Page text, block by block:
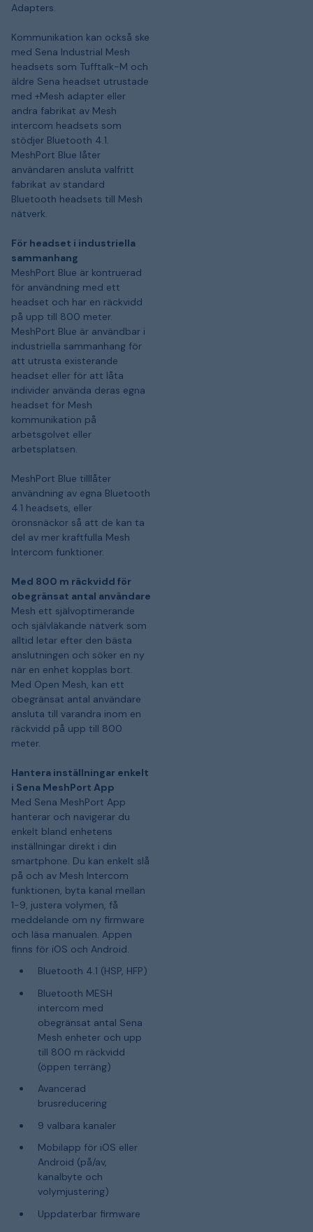
Adapters.
Kommunikation kan också ske
med Sena Industrial Mesh
headsets som Tufftalk-M och
äldre Sena headset utrustade
med +Mesh adapter eller
andra fabrikat av Mesh
intercom headsets som
stödjer Bluetooth 4.1.
MeshPort Blue låter
användaren ansluta valfritt
fabrikat av standard
Bluetooth headsets till Mesh
nätverk.
För headset i industriella
sammanhang
MeshPort Blue är kontruerad
för användning med ett
headset och har en räckvidd
på upp till 800 meter.
MeshPort Blue är användbar i
industriella sammanhang för
att utrusta existerande
headset eller för att låta
individer använda deras egna
headset för Mesh
kommunikation på
arbetsgolvet eller
arbetsplatsen.
MeshPort Blue tilllåter
användning av egna Bluetooth
4.1 headsets, eller
öronsnäckor så att de kan ta
del av mer kraftfulla Mesh
Intercom funktioner.
Med 800 m räckvidd för
obegränsat antal användare
Mesh ett självoptimerande
och självläkande nätverk som
alltid letar efter den bästa
anslutningen och söker en ny
när en enhet kopplas bort.
Med Open Mesh, kan ett
obegränsat antal användare
ansluta till varandra inom en
räckvidd på upp till 800
meter.
Hantera inställningar enkelt
i Sena MeshPort App
Med Sena MeshPort App
hanterar och navigerar du
enkelt bland enhetens
inställningar direkt i din
smartphone. Du kan enkelt slå
på och av Mesh Intercom
funktionen, byta kanal mellan
1-9, justera volymen, få
meddelande om ny firmware
och läsa manualen. Appen
finns för iOS och Android.
Bluetooth 4.1 (HSP, HFP)
Bluetooth MESH
intercom med
obegränsat antal Sena
Mesh enheter och upp
till 800 m räckvidd
(öppen terräng)
Avancerad
brusreducering
9 valbara kanaler
Mobilapp för iOS eller
Android (på/av,
kanalbyte och
volymjustering)
Uppdaterbar firmware